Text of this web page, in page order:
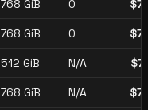
768 GiB 0 $
768 GiB 0 $
512 GiB N/A $
768 GiB N/A $